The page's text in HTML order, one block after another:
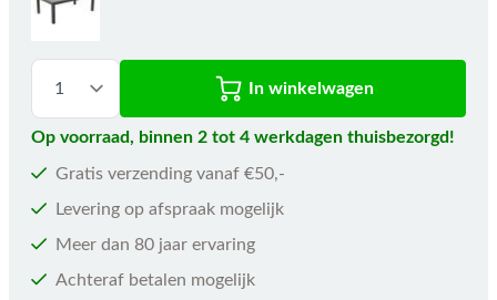
In winkelwagen
Op voorraad, binnen 2 tot 4 werkdagen thuisbezorgd!
Gratis verzending vanaf €50,-
Levering op afspraak mogelijk
Meer dan 80 jaar ervaring
Achteraf betalen mogelijk